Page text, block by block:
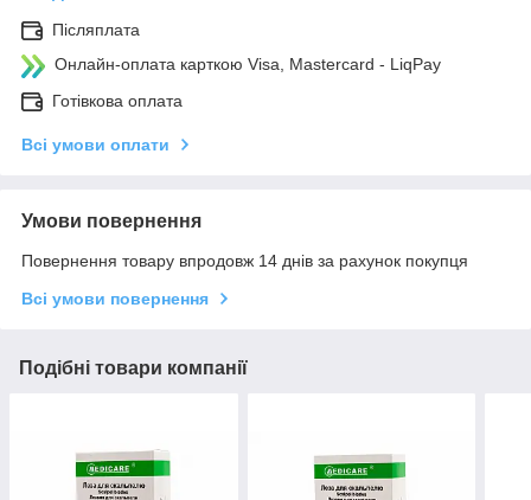
Післяплата
Онлайн-оплата карткою Visa, Mastercard - LiqPay
Готівкова оплата
Всі умови оплати
Умови повернення
Повернення товару впродовж 14 днів за рахунок покупця
Всі умови повернення
Подібні товари компанії